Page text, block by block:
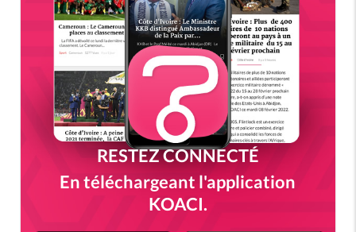
RESTEZ CONNECTÉ
En téléchargeant l'application
KOACI.